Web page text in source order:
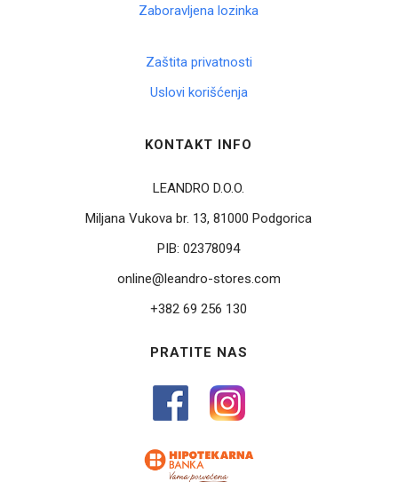
Zaboravljena lozinka
Zaštita privatnosti
Uslovi korišćenja
KONTAKT INFO
LEANDRO D.O.O.
Miljana Vukova br. 13, 81000 Podgorica
PIB:02378094
online@leandro-stores.com
+382 69 256 130
PRATITE NAS